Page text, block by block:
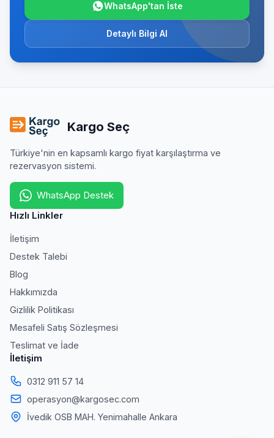
WhatsApp'tan İste
Detaylı Bilgi Al
Kargo Seç
Türkiye'nin en kapsamlı kargo fiyat karşılaştırma ve
rezervasyon sistemi.
WhatsApp Destek
Hızlı Linkler
İletişim
Destek Talebi
Blog
Hakkımızda
Gizlilik Politikası
Mesafeli Satış Sözleşmesi
Teslimat ve İade
İletişim
0312 911 57 14
operasyon@kargosec.com
İvedik OSB MAH. Yenimahalle Ankara